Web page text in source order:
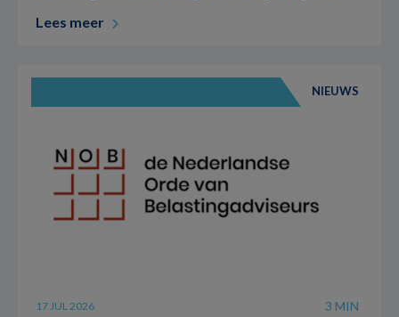
Lees meer
NIEUWS
17 JUL 2026 3 MIN